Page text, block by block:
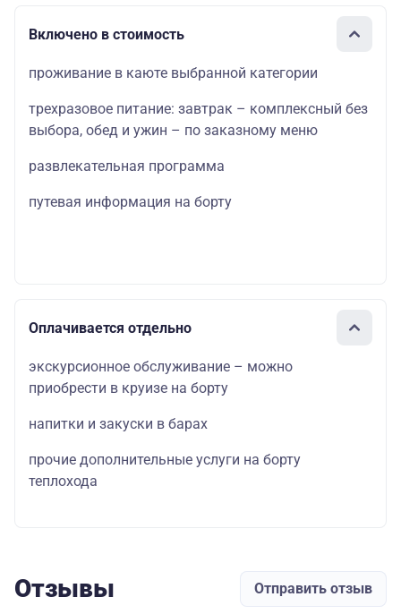
Включено в стоимость
проживание в каюте выбранной категории
трехразовое питание: завтрак – комплексный без
выбора, обед и ужин – по заказному меню
развлекательная программа
путевая информация на борту
Оплачивается отдельно
экскурсионное обслуживание – можно
приобрести в круизе на борту
напитки и закуски в барах
прочие дополнительные услуги на борту
теплохода
Отзывы Отправить отзыв